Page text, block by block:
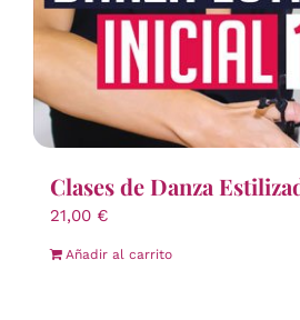
Clases de Danza
21,00 €
Añadir al carrito